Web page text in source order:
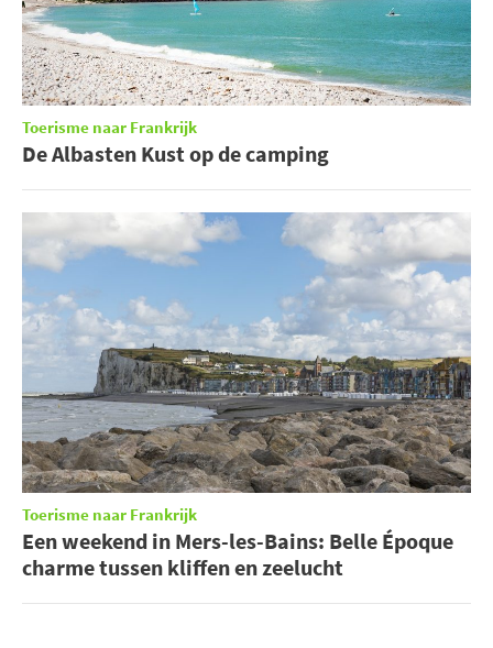
Toerisme naar Frankrijk
De Albasten Kust op de camping
Toerisme naar Frankrijk
Een weekend in Mers-les-Bains: Belle Époque
charme tussen kliffen en zeelucht